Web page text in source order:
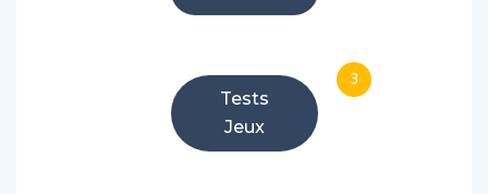
Tests
Jeux
3